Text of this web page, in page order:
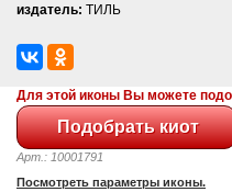
издатель: ТИЛЬ
Для этой иконы Вы можете
Арт.: 10001791
Посмотреть параметры иконы.